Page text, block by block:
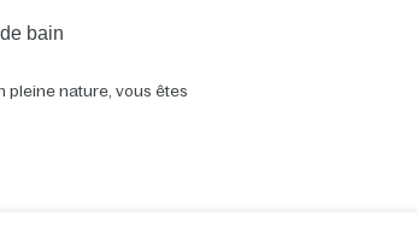
bain
pleine nature, vous êtes